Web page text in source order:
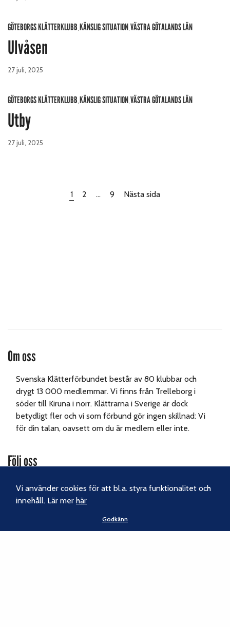
GÖTEBORGS KLÄTTERKLUBB,KÄNSLIG SITUATION,VÄSTRA GÖTALANDS LÄN
Ulvåsen
27 juli, 2025
GÖTEBORGS KLÄTTERKLUBB,KÄNSLIG SITUATION,VÄSTRA GÖTALANDS LÄN
Utby
27 juli, 2025
1 2 … 9 Nästa sida
Om oss
Svenska Klätterförbundet består av 80 klubbar och
drygt 13 000 medlemmar. Vi finns från Trelleborg i
söder till Kiruna i norr. Klättrarna i Sverige är dock
betydligt fler och vi som förbund gör ingen skillnad: Vi
för din talan, oavsett om du är medlem eller inte.
Följ oss
Facebook
Instagram
Vi använder cookies för att bl.a. styra funktionalitet och
innehåll. Lär merhär
Godkänn